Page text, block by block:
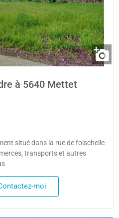
à 5640 Mettet
situé dans la rue de foischelle
transports et autres
moi